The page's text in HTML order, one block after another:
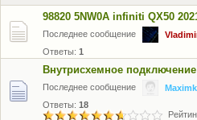
98820 5NW0A infiniti QX50
Последнее сообщение
Ответы: 1
Внутрисхемное подключение
Последнее сообщение
Ответы: 18